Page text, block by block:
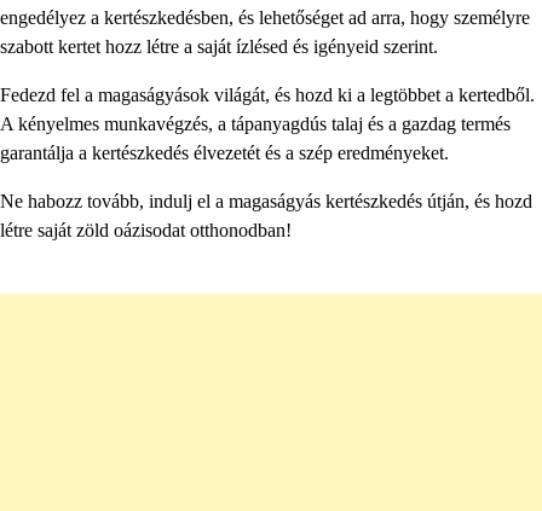
engedélyez a kertészkedésben, és lehetőséget ad arra, hogy személyre
szabott kertet hozz létre a saját ízlésed és igényeid szerint.
Fedezd fel a magaságyások világát, és hozd ki a legtöbbet a kertedből.
A kényelmes munkavégzés, a tápanyagdús talaj és a gazdag termés
garantálja a kertészkedés élvezetét és a szép eredményeket.
Ne habozz tovább, indulj el a magaságyás kertészkedés útján, és hozd
létre saját zöld oázisodat otthonodban!